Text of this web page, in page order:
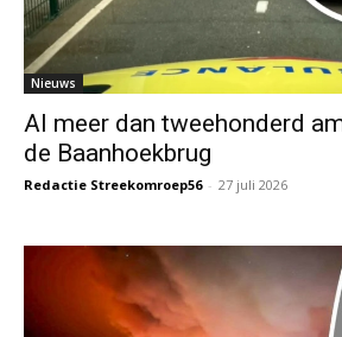
Nieuws
Al meer dan tweehonderd
de Baanhoekbrug
Redactie Streekomroep56 - 27 juli 2026